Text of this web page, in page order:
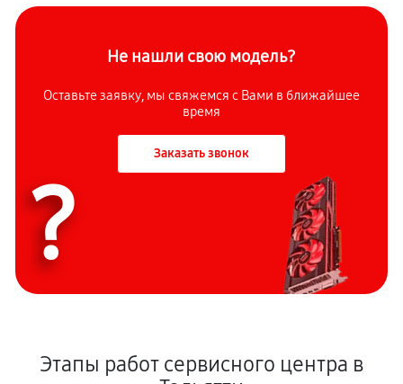
Не нашли свою модель?
Оставьте заявку, мы свяжемся с Вами в ближайшее
время
Заказать звонок
?
Этапы работ сервисного центра в